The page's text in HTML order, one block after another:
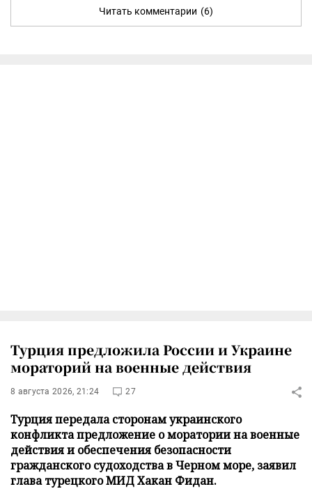
Читать комментарии (6)
Турция предложила России и Украине
мораторий на военные действия
8 августа 2026, 21:24 27
Турция передала сторонам украинского
конфликта предложение о моратории на военные
действия и обеспечения безопасности
гражданского судоходства в Черном море, заявил
глава турецкого МИД Хакан Фидан.